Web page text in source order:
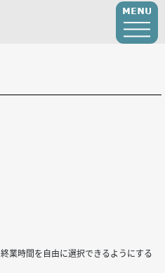
業時間を自由に選択できるようにする